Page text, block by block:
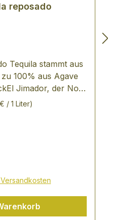
reposado
Tequila stammt aus
100% aus Agave
Jimador, der No.
Der ganze Stolz
gereift, zu
hergestellt.
man mit El Jimador
für das intensive
/ 1 Liter)